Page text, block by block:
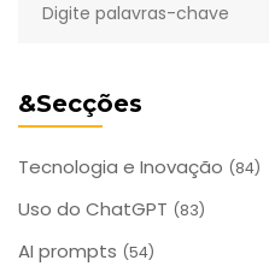
&Secções
Tecnologia e Inovação (84)
Uso do ChatGPT (83)
AI prompts (54)